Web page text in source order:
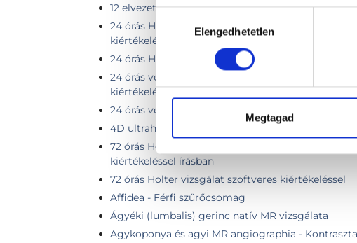
Hozzájárulás
kiválasztásaElengedhetetlen
Megtagad
12 elvezetéses nyugalmi EKG vizsgálat
24 órás Holter vizsgálat szoftveres és kardiológus
kiértékeléssel írásban
24 órás Holter vizsgálat szoftveres kiértékeléssel
24 órás vérnyomásmérés szoftveres és
kiértékeléssel írásban (ABPM)
24 órás vérnyomásmérés szoftveres kiértékeléssel
4D ultrahang
72 órás Holter vizsgálat szoftveres és kardiológus
kiértékeléssel írásban
72 órás Holter vizsgálat szoftveres kiértékeléssel
Affidea - Férfi szűrőcsomag
Ágyéki (lumbalis) gerinc natív MR vizsgálata
Agykoponya és agyi MR angiographia -